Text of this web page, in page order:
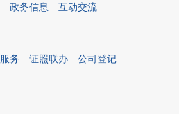
政务信息 互动交流
务 证照联办
公司登记